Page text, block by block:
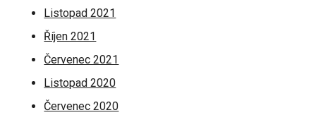
Listopad 2021
Říjen 2021
Červenec 2021
Listopad 2020
Červenec 2020